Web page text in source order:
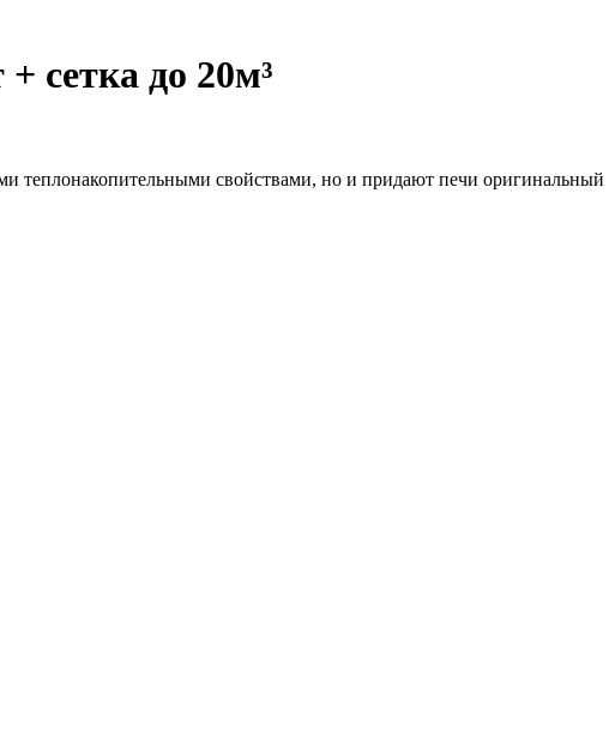
сетка до 20м³
теплонакопительными свойствами, но и придают печи оригинальный